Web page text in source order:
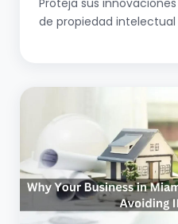
de propiedad